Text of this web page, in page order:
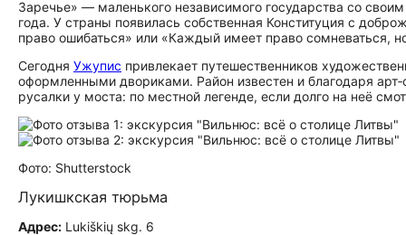
Заречье» — маленького независимого государства со
года. У страны появилась собственная Конституция с
право ошибаться» или «Каждый имеет право сомневаться,
Сегодня Ужупис привлекает путешественников
оформленными двориками. Район известен и благодаря
русалки у моста: по местной легенде, если долго на неё
Фото: Shutterstock
Лукишкская тюрьма
Адрес: Lukiškių skg. 6